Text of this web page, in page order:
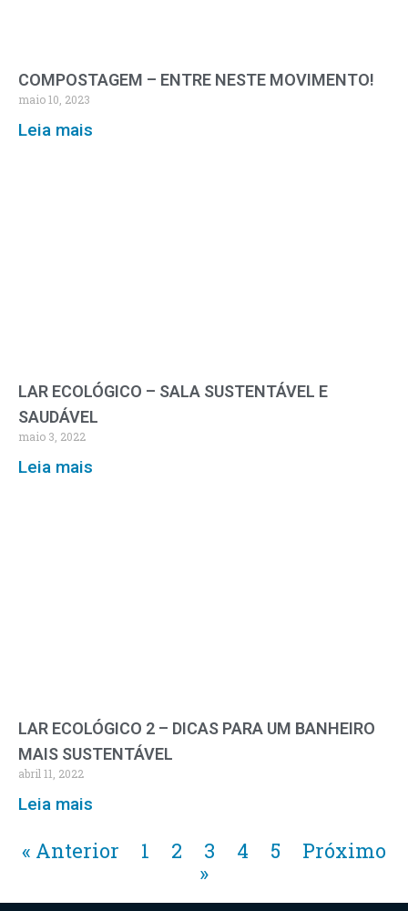
COMPOSTAGEM – ENTRE NESTE MOVIMENTO!
maio 10, 2023
Leia mais
LAR ECOLÓGICO – SALA SUSTENTÁVEL E
SAUDÁVEL
maio 3, 2022
Leia mais
LAR ECOLÓGICO 2 – DICAS PARA UM BANHEIRO
MAIS SUSTENTÁVEL
abril 11, 2022
Leia mais
« Anterior 1 2 3 4 5
Próximo
»